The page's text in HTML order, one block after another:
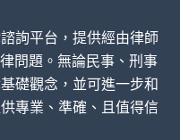
詢平台，提供經由律師
問題。無論民事、刑事
礎觀念，並可進一步和
專業、準確、且值得信